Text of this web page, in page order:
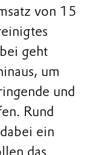
von 15
geht
um
und
Rund
ein
das